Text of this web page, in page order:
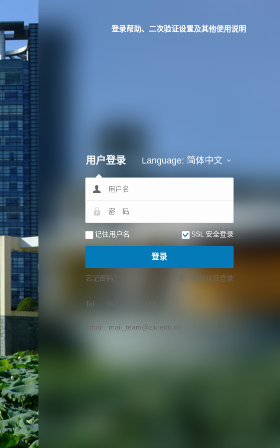
登录帮助、二次验证设置及其他使用说明
用户登录 Language: 简体中文
记住用户名 SSL 安全登录
登录
忘记密码？ 统一身份认证登录
Tel : 0571-87951669
Email : mail_team@zju.edu.cn